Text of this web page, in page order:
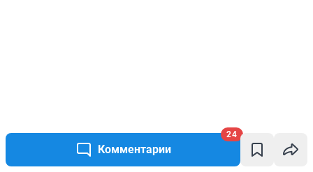
Комментарии
24